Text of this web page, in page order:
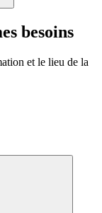
besoins
et le lieu de la